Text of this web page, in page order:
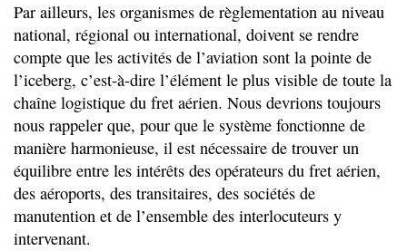
Par ailleurs, les organismes de règlementation au niveau
national, régional ou international, doivent se rendre
compte que les activités de l’aviation sont la pointe de
l’iceberg, c’est-à-dire l’élément le plus visible de toute la
chaîne logistique du fret aérien. Nous devrions toujours
nous rappeler que, pour que le système fonctionne de
manière harmonieuse, il est nécessaire de trouver un
équilibre entre les intérêts des opérateurs du fret aérien,
des aéroports, des transitaires, des sociétés de
manutention et de l’ensemble des interlocuteurs y
intervenant.